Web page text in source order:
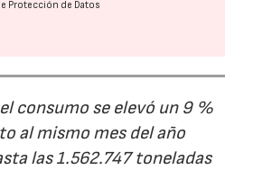
Protección de Datos
consumo se elevó un 9 %
al mismo mes del año
las 1.562.747 toneladas